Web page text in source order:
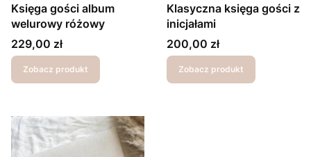
Księga gości album
welurowy różowy
Cena
229,00 zł
Zobacz produkt
Klasyczna księga gości z
inicjałami
Cena
200,00 zł
Zobacz produkt